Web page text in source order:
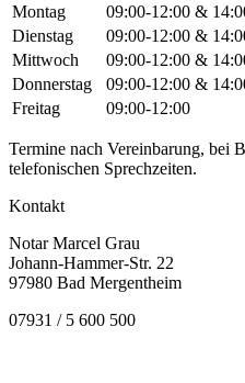
Montag
09:00-12:00 &
Dienstag
09:00-12:00 &
Mittwoch
09:00-12:00 &
Donnerstag
09:00-12:00 &
Freitag
09:00-12:00
Termine nach Vereinbarung, bei
telefonischen Sprechzeiten.
Kontakt
Notar Marcel Grau
Johann-Hammer-Str. 22
97980 Bad Mergentheim
07931 / 5 600 500